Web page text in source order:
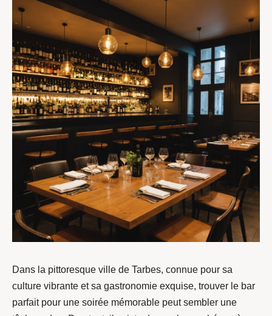
Dans la pittoresque ville de Tarbes, connue pour sa
culture vibrante et sa gastronomie exquise, trouver le bar
parfait pour une soirée mémorable peut sembler une